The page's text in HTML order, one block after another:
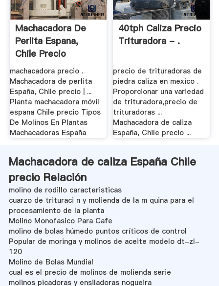
Machacadora De
Perlita Espana,
Chile Precio
machacadora precio .
Machacadora de perlita
España, Chile precio | ...
Planta machacadora móvil
espana Chile precio Tipos
De Molinos En Plantas
Machacadoras España
40tph Caliza Precio
Trituradora - .
precio de trituradoras de
piedra caliza en mexico .
Proporcionar una variedad
de trituradora,precio de
trituradoras ...
Machacadora de caliza
España, Chile precio ...
Machacadora de caliza España Chile
precio Relación
molino de rodillo caracteristicas
cuarzo de trituraci n y molienda de la m quina para el
procesamiento de la planta
Molino Monofasico Para Cafe
molino de bolas húmedo puntos críticos de control
Popular de moringa y molinos de aceite modelo dt-zl-
120
Molino de Bolas Mundial
cual es el precio de molinos de molienda serie
molinos picadoras y ensiladoras nogueira